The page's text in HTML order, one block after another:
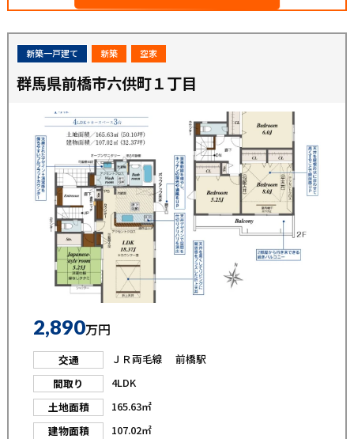
新築一戸建て 新築 空家
群馬県前橋市六供町１丁目
2,890万円
交通
ＪＲ両毛線 前橋駅
間取り
4LDK
土地面積
165.63㎡
建物面積
107.02㎡